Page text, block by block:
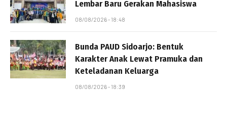
Lembar Baru Gerakan Mahasiswa
08/08/2026 - 18:48
Bunda PAUD Sidoarjo: Bentuk
Karakter Anak Lewat Pramuka dan
Keteladanan Keluarga
08/08/2026 - 18:39